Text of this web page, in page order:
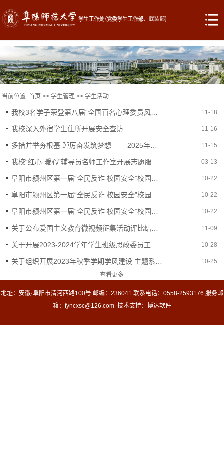
当前位置:首页 >>学生管理 >>学生活动
11-18
我校深入外宿学生住所开展安全查访 11-16
11-15
03-13
10-22
10-22
10-22
11-09
10-28
10-25
查看更多
地址：安徽·阜阳市清河西路100号 邮编：236041 联系电话：0558-2593176 服务邮
箱：fyncxsc@126.com 技术支持： 博达软件